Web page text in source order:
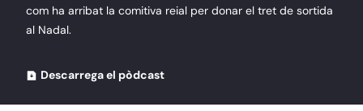
com ha arribat la comitiva reial per donar el tret de sortida
al Nadal.
Descarrega el pòdcast